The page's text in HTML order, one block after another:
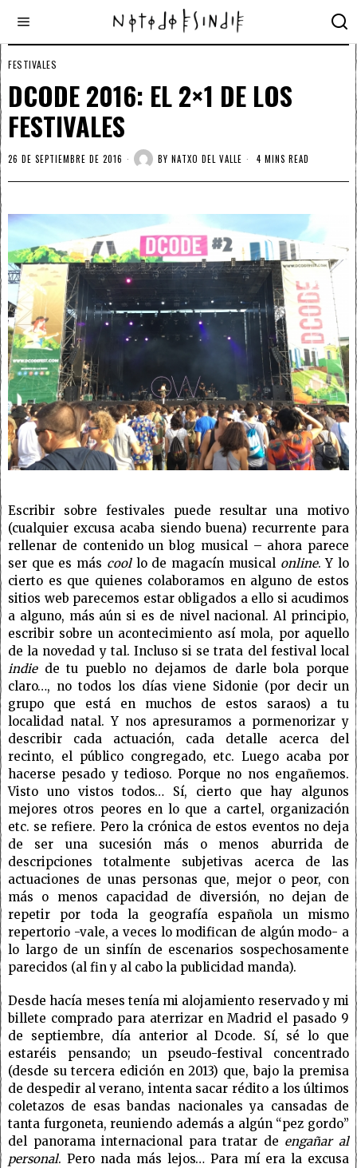
FESTIVALES
DCODE 2016: EL 2×1 DE LOS
FESTIVALES
26 DE SEPTIEMBRE DE 2016 BY NATXO DEL VALLE 4 MINS READ
Escribir sobre festivales puede resultar una motivo
(cualquier excusa acaba siendo buena) recurrente para
rellenar de contenido un blog musical – ahora parece
ser que es más cool lo de magacín musical online. Y lo
cierto es que quienes colaboramos en alguno de estos
sitios web parecemos estar obligados a ello si acudimos
a alguno, más aún si es de nivel nacional. Al principio,
escribir sobre un acontecimiento así mola, por aquello
de la novedad y tal. Incluso si se trata del festival local
indie de tu pueblo no dejamos de darle bola porque
claro…, no todos los días viene Sidonie (por decir un
grupo que está en muchos de estos saraos) a tu
localidad natal. Y nos apresuramos a pormenorizar y
describir cada actuación, cada detalle acerca del
recinto, el público congregado, etc. Luego acaba por
hacerse pesado y tedioso. Porque no nos engañemos.
Visto uno vistos todos… Sí, cierto que hay algunos
mejores otros peores en lo que a cartel, organización
etc. se refiere. Pero la crónica de estos eventos no deja
de ser una sucesión más o menos aburrida de
descripciones totalmente subjetivas acerca de las
actuaciones de unas personas que, mejor o peor, con
más o menos capacidad de diversión, no dejan de
repetir por toda la geografía española un mismo
repertorio -vale, a veces lo modifican de algún modo- a
lo largo de un sinfín de escenarios sospechosamente
parecidos (al fin y al cabo la publicidad manda).
Desde hacía meses tenía mi alojamiento reservado y mi
billete comprado para aterrizar en Madrid el pasado 9
de septiembre, día anterior al Dcode. Sí, sé lo que
estaréis pensando; un pseudo-festival concentrado
(desde su tercera edición en 2013) que, bajo la premisa
de despedir al verano, intenta sacar rédito a los últimos
coletazos de esas bandas nacionales ya cansadas de
tanta furgoneta, reuniendo además a algún “pez gordo”
del panorama internacional para tratar de engañar al
personal. Pero nada más lejos… Para mí era la excusa